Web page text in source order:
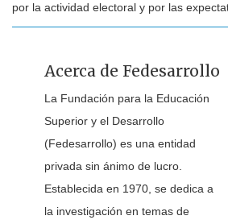
por la actividad electoral y por las
Acerca de Fedesarrollo
La Fundación para la Educación
Superior y el Desarrollo
(Fedesarrollo) es una entidad
privada sin ánimo de lucro.
Establecida en 1970, se dedica a
la investigación en temas de